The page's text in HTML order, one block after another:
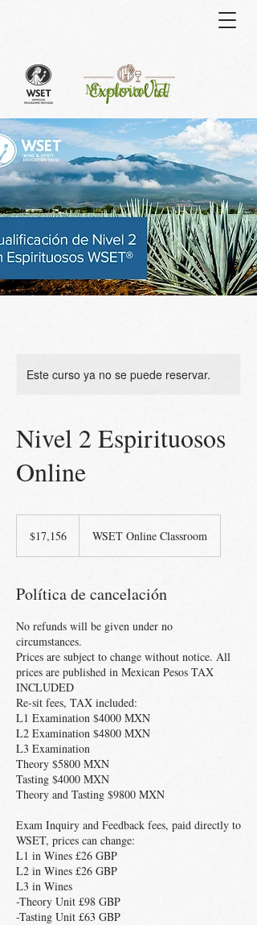
Mi carrito
Este curso ya no se puede reservar.
Nivel 2 Espirituosos
Online
mexicanos
$17,156 WSET Online Classroom
Política de cancelación
No refunds will be given under no
circumstances.
Prices are subject to change without notice. All
prices are published in Mexican Pesos TAX
INCLUDED
Re-sit fees, TAX included:
L1 Examination $4000 MXN
L2 Examination $4800 MXN
L3 Examination
Theory $5800 MXN
Tasting $4000 MXN
Theory and Tasting $9800 MXN
Exam Inquiry and Feedback fees, paid directly to
WSET, prices can change:
L1 in Wines £26 GBP
L2 in Wines £26 GBP
L3 in Wines
-Theory Unit £98 GBP
-Tasting Unit £63 GBP